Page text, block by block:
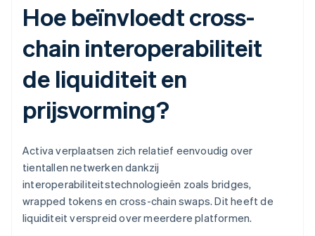
Hoe beïnvloedt cross-
chain interoperabiliteit
de liquiditeit en
prijsvorming?
Activa verplaatsen zich relatief eenvoudig over
tientallen netwerken dankzij
interoperabiliteitstechnologieën zoals bridges,
wrapped tokens en cross-chain swaps. Dit heeft de
liquiditeit verspreid over meerdere platformen.